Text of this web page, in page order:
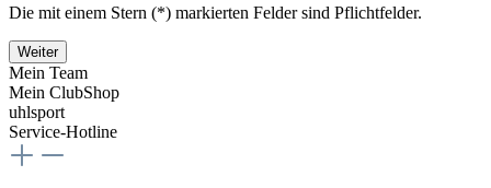
Die mit einem Stern (*) markierten Felder sind Pflichtfelder.
Weiter
Mein Team
Mein ClubShop
uhlsport
Service-Hotline